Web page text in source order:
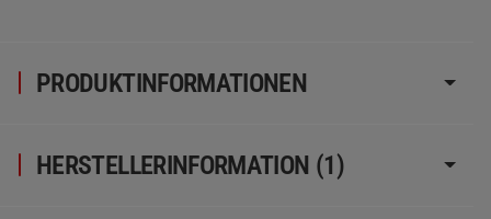
PRODUKTINFORMATIONEN
HERSTELLERINFORMATION (1)